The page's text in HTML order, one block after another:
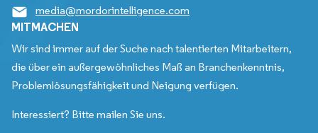
media@mordorintelligence.com
MITMACHEN
Wir sind immer auf der Suche nach talentierten Mitarbeitern,
die über ein außergewöhnliches Maß an Branchenkenntnis,
Problemlösungsfähigkeit und Neigung verfügen.
Interessiert? Bitte mailen Sie uns.